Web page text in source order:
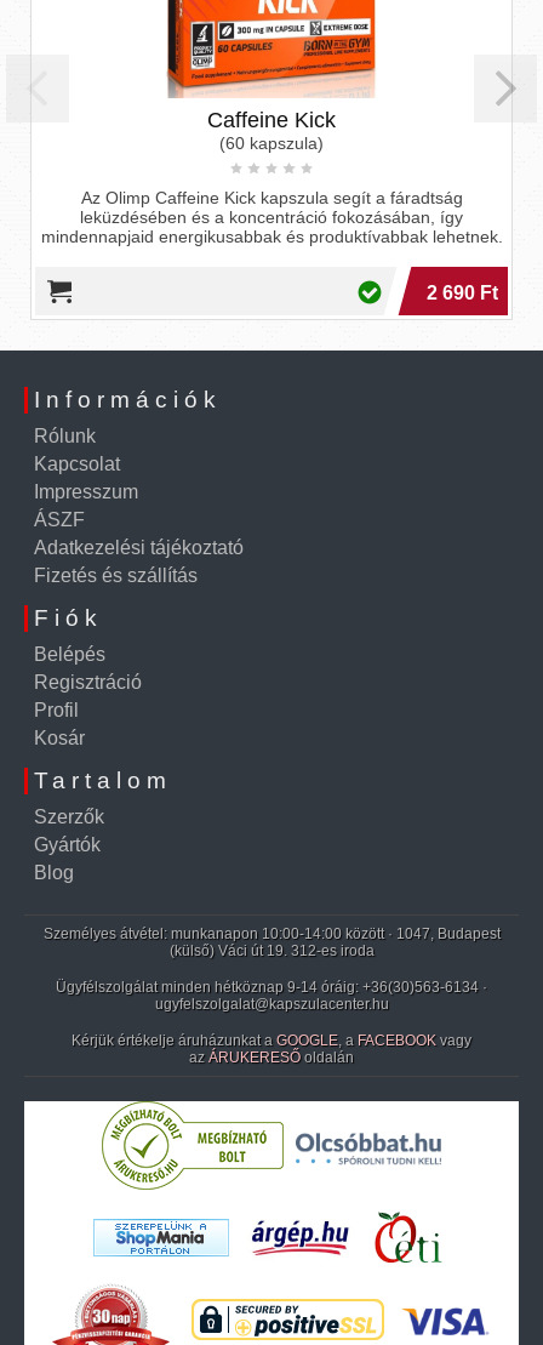
Caffeine Kick
Caffeine Kick kapszula segít a fáradtság
és a koncentráció fokozásában, így
energikusabbak és produktívabbak lehetnek.
2 690 Ft
Információk
Rólunk
Kapcsolat
Impresszum
ÁSZF
Adatkezelési tájékoztató
Fizetés és szállítás
Fiók
Belépés
Regisztráció
Profil
Kosár
Tartalom
Szerzők
Gyártók
Blog
Személyes átvétel: munkanapon 10:00-14:00 között · 1047, Budapest
(külső) Váci út 19. 312-es iroda
Ügyfélszolgálat minden hétköznap 9-14 óráig: +36(30)563-6134 ·
ugyfelszolgalat@kapszulacenter.hu
Kérjük értékelje áruházunkat a GOOGLE, a FACEBOOK vagy
az ÁRUKERESŐ oldalán